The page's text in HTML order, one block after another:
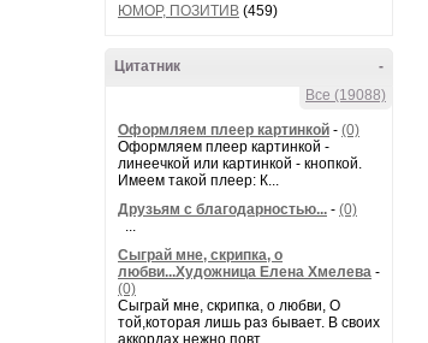
ЮМОР, ПОЗИТИВ (459)
-
Цитатник
Все (19088)
Оформляем плеер картинкой - (0)
Оформляем плеер картинкой -
линеечкой или картинкой - кнопкой.
Имеем такой плеер: К...
Друзьям с благодарностью... - (0)
...
Сыграй мне, скрипка, о
любви...Художница Елена Хмелева -
(0)
Сыграй мне, скрипка, о любви, О
той,которая лишь раз бывает. В своих
аккордах нежно повт...